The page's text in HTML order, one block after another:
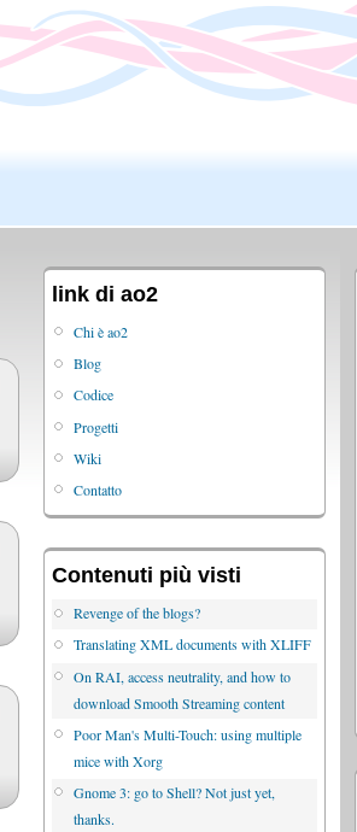
link di ao2
Chi è ao2
Blog
Codice
Progetti
Wiki
Contatto
Contenuti più visti
Revenge of the blogs?
Translating XML documents with XLIFF
On RAI, access neutrality, and how to
download Smooth Streaming content
Poor Man's Multi-Touch: using multiple
mice with Xorg
Gnome 3: go to Shell? Not just yet,
thanks.